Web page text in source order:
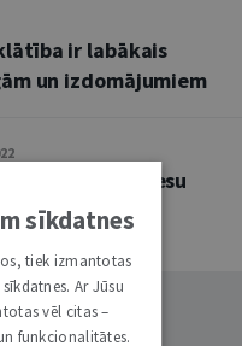
ir labākais
un izdomājumiem
uz taisnīgu tiesu
sīkdatnes
tiek izmantotas
Ar Jūsu
vēl citas –
funkcionalitātes.